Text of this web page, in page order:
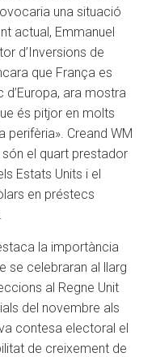
una situació
actual, Emmanuel
d’Inversions de
que França es
ara mostra
és pitjor en molts
perifèria». Creand WM
el quart prestador
Estats Units i el
en préstecs
la importància
se celebraran al llarg
al Regne Unit
del novembre als
contesa electoral el
de creixement de